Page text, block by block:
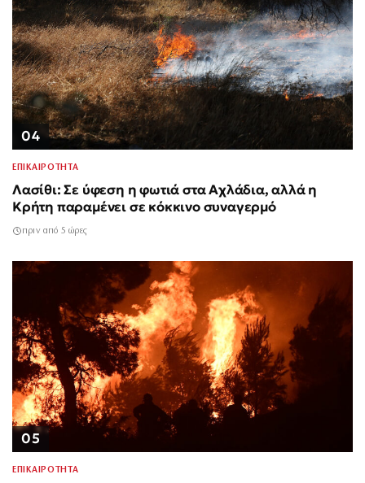
04
ΕΠΙΚΑΙΡΟΤΗΤΑ
Λασίθι: Σε ύφεση η φωτιά στα Αχλάδια, αλλά η
Κρήτη παραμένει σε κόκκινο συναγερμό
πριν από 5 ώρες
05
ΕΠΙΚΑΙΡΟΤΗΤΑ